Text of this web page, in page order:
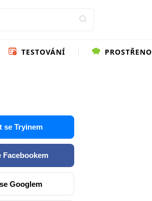
TESTOVÁNÍ PROSTŘENO
se Tryinem
Facebookem
Googlem